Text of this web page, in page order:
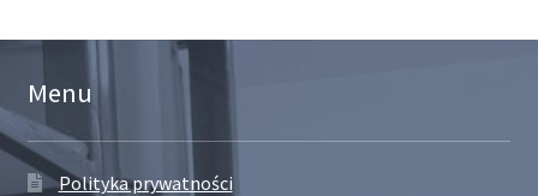
Menu
Polityka prywatności